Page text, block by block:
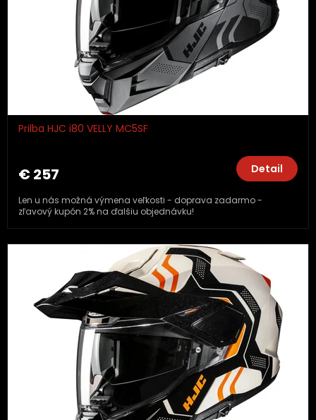
Prilba HJC i80 VELLY MC5SF
€ 257 Detail
Len u nás možná výmena veľkosti - doprava zadarmo -
zľavový kupón 2% na ďalšiu objednávku!